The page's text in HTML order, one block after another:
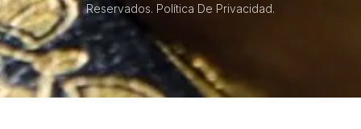
Reservados. Política De Privacidad.